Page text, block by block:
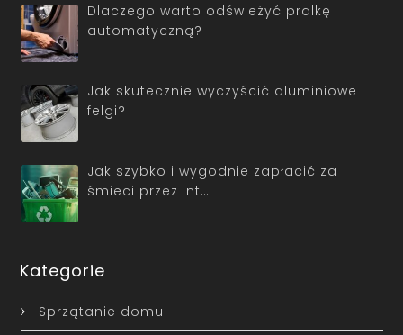
Dlaczego warto odświeżyć pralkę
automatyczną?
Jak skutecznie wyczyścić aluminiowe
felgi?
Jak szybko i wygodnie zapłacić za
śmieci przez int…
Kategorie
Sprzątanie domu